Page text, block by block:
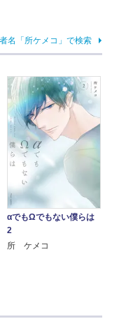
名「所ケメコ」で検索
αでもΩでもない僕らは
2
所 ケメコ